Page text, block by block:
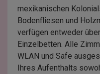
mexikanischen
Bodenfliesen und
verfügen entweder
Einzelbetten. Alle
WLAN und Safe
Ihres Aufenthalts